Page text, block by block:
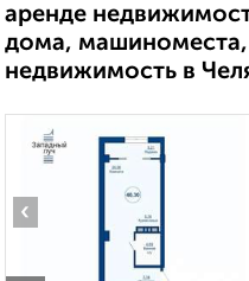
аренде
дома,
недвижимость в
‹